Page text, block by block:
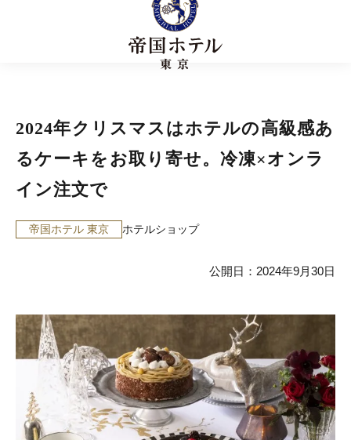
2024年クリスマスはホテルの高級感あ
るケーキをお取り寄せ。冷凍×オンラ
イン注文で
帝国ホテル 東京 ホテルショップ
公開日：2024年9月30日